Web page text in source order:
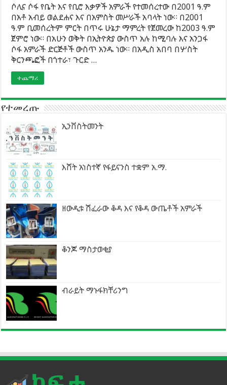
ሶሊና ሶፋ የቤት እና የቢሮ እቃዎች አምራች የተመሰረተው በ2001 ዓ.ም
በአቶ አብይ ወልደሐና እና በአምስት መሥራች አባላት ነው። በ2001
ዓ.ም ቢመሰረትም ምርት በጥሩ ሁኔታ ማምረት የጀመረው ከ2003 ዓ.ም
ጀምሮ ነው። በአሁን ወቅት በኢትዮጵያ ውስጥ አሉ ከሚባሉ እና አንጋፋ
ሶፋ አምራች ድርጅቶች ውስጥ አንዱ ነው። በአዲስ አበባ በሦስት
ቅርንጫፎች በጎተራ፣ ጉርድ …
ተጨማሪ
የተመረጡ
ኢንቨስትመንት
እሸት አነስተኛ የፋይናንስ ተቋም አ.ማ.
ዘውዲቱ ሽፈራው ቆዳ እና የቆዳ ውጤቶች አምራች
ቆንጆ ማስታወቂያ
ብራይት ማኑፋክቸሪንግ